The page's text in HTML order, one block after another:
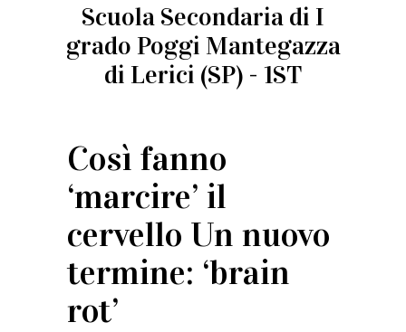
Scuola Secondaria di I
grado Poggi Mantegazza
di Lerici (SP) - 1ST
Così fanno
‘marcire’ il
cervello Un nuovo
termine: ‘brain
rot’